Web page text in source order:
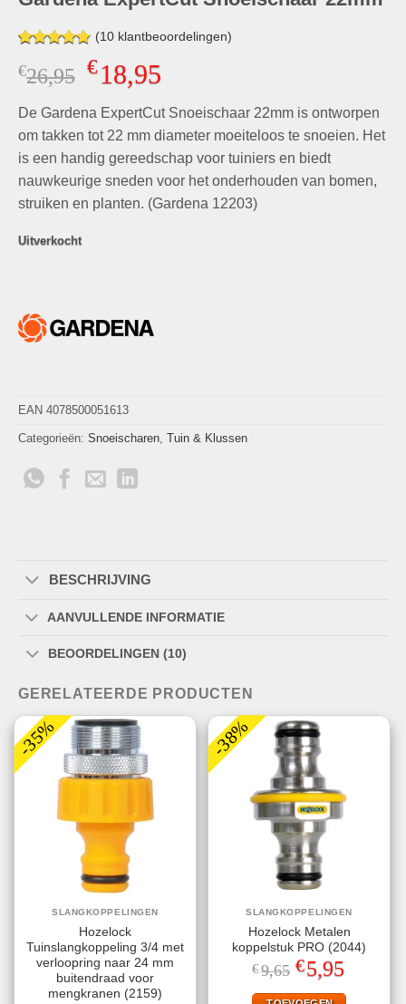
Gewaardeerd
4.80op 5
gebaseerd
waarderingen
(10klantbeoordelingen)
€26,95 Oorspronkelijke
was:
€26,95.
€18,95Huidige
is:
€18,95.
De Gardena ExpertCut Snoeischaar 22mm is ontworpen
om takken tot 22 mm diameter moeiteloos te snoeien. Het
is een handig gereedschap voor tuiniers en biedt
nauwkeurige sneden voor het onderhouden van bomen,
struiken en planten. (Gardena 12203)
Uitverkocht
EAN 4078500051613
Categorieën: Snoeischaren Tuin & Klussen
BESCHRIJVING
AANVULLENDE INFORMATIE
BEOORDELINGEN (10)
GERELATEERDE PRODUCTEN
-35%
SLANGKOPPELINGEN
Hozelock
Tuinslangkoppeling 3/4 met
verloopring naar 24 mm
buitendraad voor
mengkranen (2159)
-38%
SLANGKOPPELINGEN
Hozelock Metalen
koppelstuk PRO (2044)
€9,65 Oorspronkelijke
prijs
was:
€5,95
is: